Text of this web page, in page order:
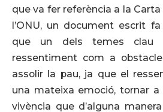
que va fer referència a la
l’ONU, un document escrit
que un dels temes clau
ressentiment com a
assolir la pau, ja que el
una mateixa emoció, tornar
vivència que d’alguna